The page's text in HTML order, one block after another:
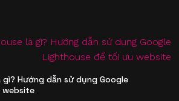
Hướng dẫn sử dụng Google
website